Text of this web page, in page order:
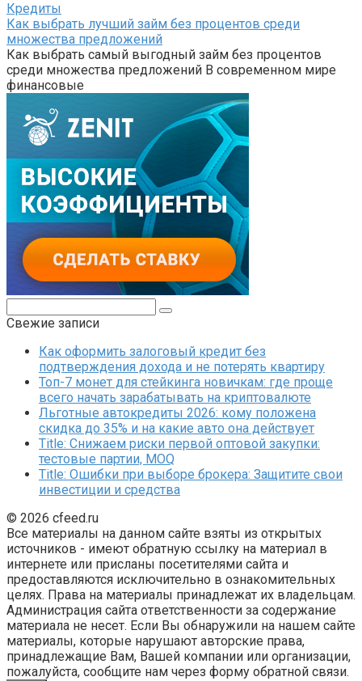
Кредиты
Как выбрать лучший займ без процентов среди
множества предложений
Как выбрать самый выгодный займ без процентов
среди множества предложений В современном мире
финансовые
Свежие записи
Как оформить залоговый кредит без
подтверждения дохода и не потерять квартиру
Топ-7 монет для стейкинга новичкам: где проще
всего начать зарабатывать на криптовалюте
Льготные автокредиты 2026: кому положена
скидка до 35% и на какие авто она действует
Title: Снижаем риски первой оптовой закупки:
тестовые партии, MOQ
Title: Ошибки при выборе брокера: Защитите свои
инвестиции и средства
© 2026 cfeed.ru
Все материалы на данном сайте взяты из открытых
источников - имеют обратную ссылку на материал в
интернете или присланы посетителями сайта и
предоставляются исключительно в ознакомительных
целях. Права на материалы принадлежат их владельцам.
Администрация сайта ответственности за содержание
материала не несет. Если Вы обнаружили на нашем сайте
материалы, которые нарушают авторские права,
принадлежащие Вам, Вашей компании или организации,
пожалуйста, сообщите нам через форму обратной связи.